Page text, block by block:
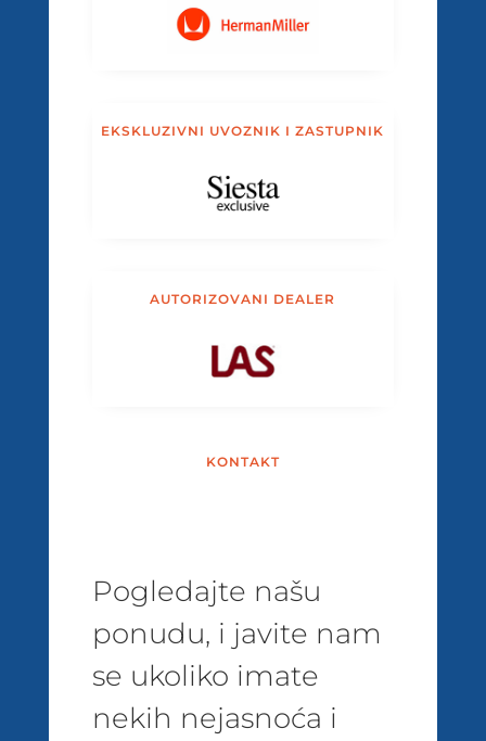
EKSKLUZIVNI UVOZNIK I ZASTUPNIK
AUTORIZOVANI DEALER
KONTAKT
Pogledajte našu
ponudu, i javite nam
se ukoliko imate
nekih nejasnoća i